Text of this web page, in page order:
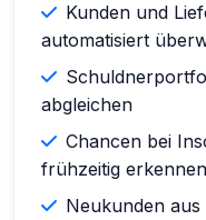
Kunden und
automatisiert
abgleichen
Chancen bei
frühzeitig erkennen
Neukunden